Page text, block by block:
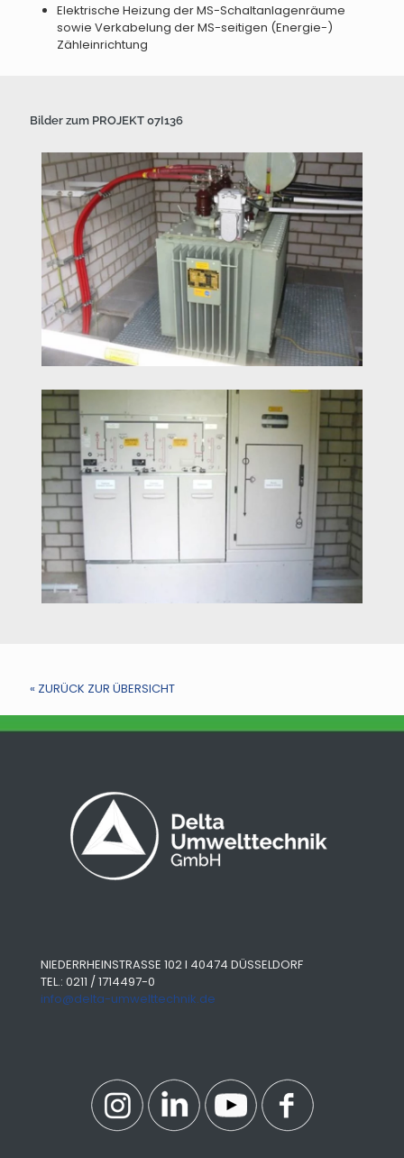
Elektrische Heizung der MS-Schaltanlagenräume
sowie Verkabelung der MS-seitigen (Energie-)
Zähleinrichtung
Bilder zum PROJEKT 07I136
« ZURÜCK ZUR ÜBERSICHT
NIEDERRHEINSTRASSE 102 I 40474 DÜSSELDORF
TEL.: 0211 / 1714497-0
info@delta-umwelttechnik.de